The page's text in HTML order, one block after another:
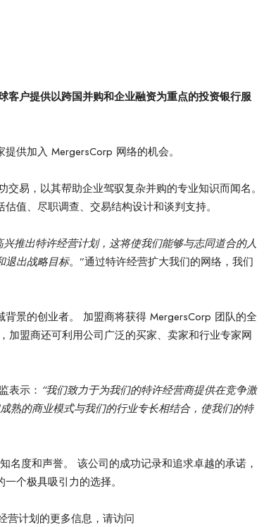
户提供以跨国并购和企业融资为重点的投资银行服
供加入 MergersCorp 网络的机会。
易，以其帮助企业驾驭复杂并购的专业知识而闻名。
值、尽职调查、交易结构设计和谈判支持。
兴推出特许经营计划，这将使我们能够与志同道合的人
退出战略目标。”通过特许经营扩大我们的网络，我们
景的创业者。 加盟商将获得 MergersCorp 团队的全
加盟商还可利用公司广泛的买家、卖家和行业专家网
表示： “我们致力于为我们的特许经营商提供在竞争激
熟的商业模式与我们的行业专长相结合，使我们的特
名度和声誉。 该公司的成功记录和追求卓越的承诺，
个极具吸引力的选择。
营计划的更多信息，请访问